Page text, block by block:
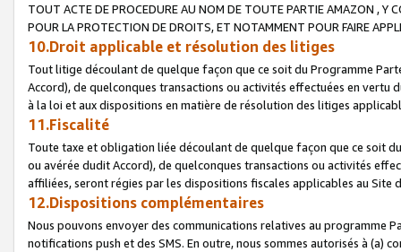
TOUT ACTE DE PROCEDURE AU NOM DE TOUTE PARTIE AMAZON , Y
POUR LA PROTECTION DE DROITS, ET NOTAMMENT POUR FAIRE
10.Droit applicable et résolution des litiges
Tout litige découlant de quelque façon que ce soit du Programme
Accord), de quelconques transactions ou activités effectuées en vertu
à la loi et aux dispositions en matière de résolution des litiges
11.Fiscalité
Toute taxe et obligation liée découlant de quelque façon que ce soit
ou avérée dudit Accord), de quelconques transactions ou activités
affiliées, seront régies par les dispositions fiscales applicables au Site
12.Dispositions complémentaires
Nous pouvons envoyer des communications relatives au programme
notifications push et des SMS. En outre, nous sommes autorisés à